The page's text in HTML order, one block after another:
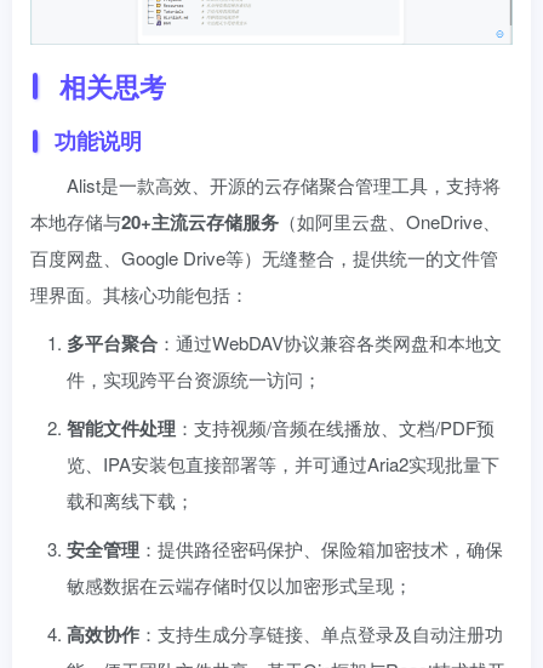
相关思考
功能说明
Alist是一款高效、开源的云存储聚合管理工具，支持将
本地存储与​​20+主流云存储服务​ ​（如阿里云盘、OneDrive、
百度网盘、Google Drive等）无缝整合，提供统一的文件管
理界面。其核心功能包括：
​多平台聚合​ ​：通过WebDAV协议兼容各类网盘和本地文
件，实现跨平台资源统一访问；
​智能文件处理​ ​：支持视频/音频在线播放、文档/PDF预
览、IPA安装包直接部署等，并可通过Aria2实现批量下
载和离线下载；
​安全管理​ ​：提供路径密码保护、保险箱加密技术，确保
敏感数据在云端存储时仅以加密形式呈现；
​高效协作​ ​：支持生成分享链接、单点登录及自动注册功